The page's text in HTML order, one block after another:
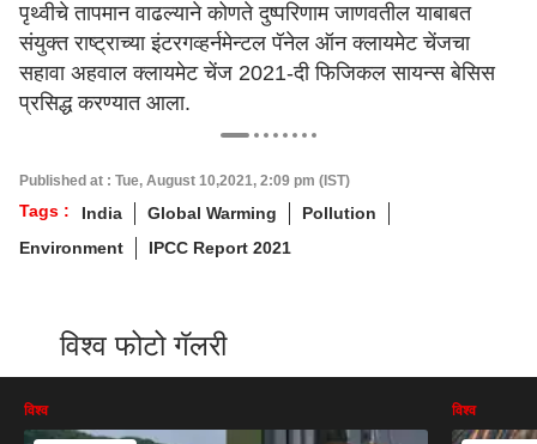
पृथ्वीचे तापमान वाढल्याने कोणते दुष्परिणाम जाणवतील याबाबत
संयुक्त राष्ट्राच्या इंटरगव्हर्नमेन्टल पॅनेल ऑन क्लायमेट चेंजचा
सहावा अहवाल क्लायमेट चेंज 2021-दी फिजिकल सायन्स बेसिस
प्रसिद्ध करण्यात आला.
Published at : Tue, August 10,2021, 2:09 pm (IST)
Tags : India Global Warming
Pollution
Environment
IPCC Report 2021
विश्व फोटो गॅलरी
विश्व विश्व